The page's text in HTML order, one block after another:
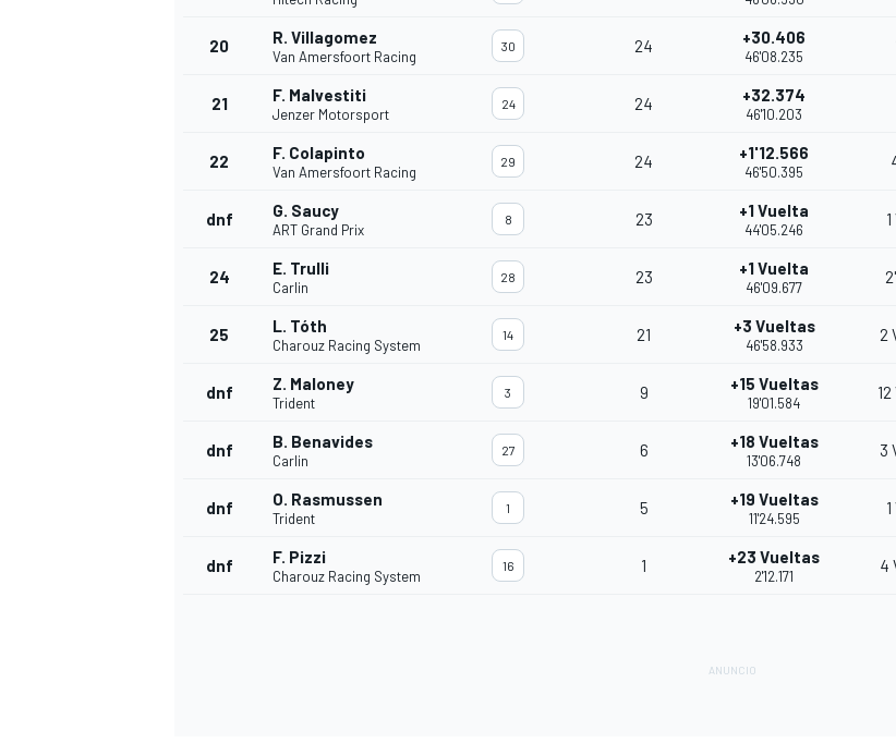
MÁS CATEGORÍAS
20 R. Villagomez
Van Amersfoort Racing
30 24 +30.406
46'08.235
21 F. Malvestiti
Jenzer Motorsport
24 24 +32.374
46'10.203
22 F. Colapinto
Van Amersfoort Racing
29 24 +1'12.566
46'50.395
dnf G. Saucy
ART Grand Prix
8 23 +1 Vuelta
44'05.246
24 E. Trulli
Carlin
28 23 +1 Vuelta
46'09.677
25 L. Tóth
Charouz Racing System
14 21 +3 Vueltas
46'58.933
2
dnf Z. Maloney
Trident
3 9 +15 Vueltas
19'01.584
dnf B. Benavides
Carlin
27 6 +18 Vueltas
13'06.748
3
dnf O. Rasmussen
Trident
1 5 +19 Vueltas
11'24.595
dnf F. Pizzi
Charouz Racing System
16 1 +23 Vueltas
2'12.171
4